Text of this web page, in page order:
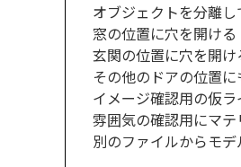
オブジェクトを分離
窓の位置に穴を開ける
玄関の位置に穴を開け
その他のドアの位置
イメージ確認用の仮
雰囲気の確認用にマ
別のファイルからモ